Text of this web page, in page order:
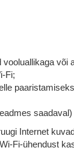
või
Fi;
saadaval)
Internet
Fi-ühendust